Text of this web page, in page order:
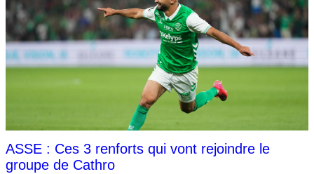
ASSE : Ces 3 renforts qui vont rejoindre le
groupe de Cathro